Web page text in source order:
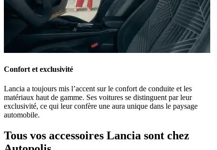
Confort et exclusivité
Lancia a toujours mis l’accent sur le confort de conduite et les
matériaux haut de gamme. Ses voitures se distinguent par leur
exclusivité, ce qui leur confère une aura unique dans le paysage
automobile.
Tous vos accessoires Lancia sont chez